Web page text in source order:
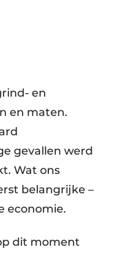
en
en maten.
gevallen werd
Wat ons
belangrijke –
economie.
dit moment